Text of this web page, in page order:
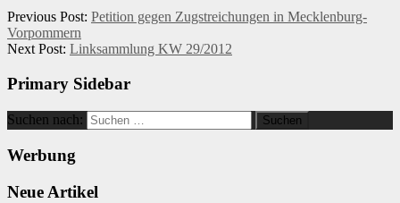
Previous Post: Petition gegen Zugstreichungen in Mecklenburg-
Vorpommern
Next Post: Linksammlung KW 29/2012
Primary Sidebar
Suchen nach:
Werbung
Neue Artikel